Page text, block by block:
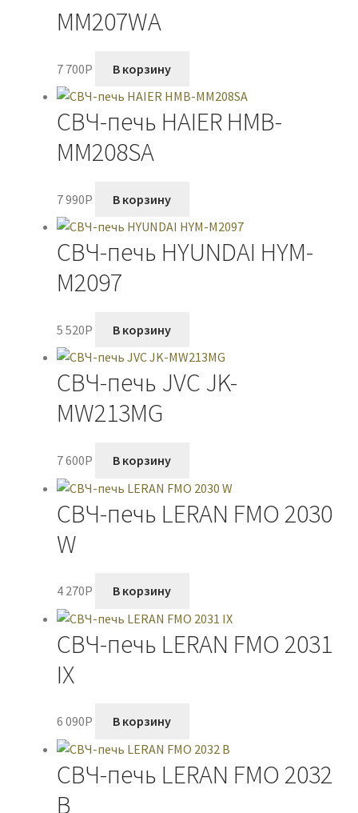
MM207WA
7 700P В корзину
СВЧ-печь HAIER HMB-
MM208SA
7 990P В корзину
СВЧ-печь HYUNDAI HYM-
M2097
5 520P В корзину
СВЧ-печь JVC JK-
MW213MG
7 600P В корзину
СВЧ-печь LERAN FMO 2030
W
4 270P В корзину
СВЧ-печь LERAN FMO 2031
IX
6 090P В корзину
СВЧ-печь LERAN FMO 2032
B